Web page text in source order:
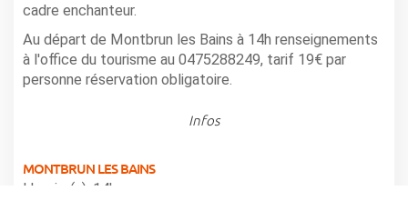
cadre enchanteur.
Au départ de Montbrun les Bains à 14h renseignements
à l'office du tourisme au 0475288249, tarif 19€ par
personne réservation obligatoire.
Infos
MONTBRUN LES BAINS
Horaire(s): 14h